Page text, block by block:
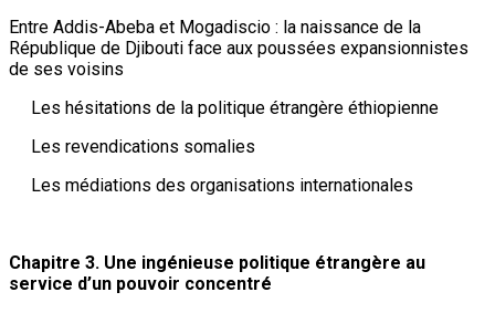
Entre Addis-Abeba et Mogadiscio : la naissance de la
République de Djibouti face aux poussées expansionnistes
de ses voisins
Les hésitations de la politique étrangère éthiopienne
Les revendications somalies
Les médiations des organisations internationales
Chapitre 3. Une ingénieuse politique étrangère au
service d’un pouvoir concentré